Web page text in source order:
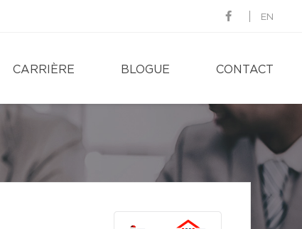
EN
CARRIÈRE BLOGUE CONTACT